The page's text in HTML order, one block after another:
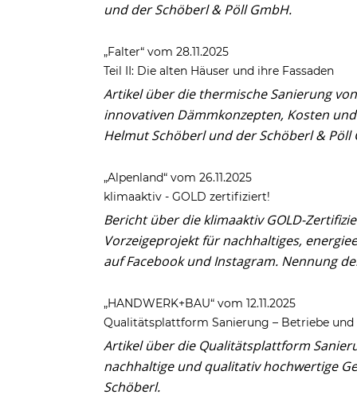
und der Schöberl & Pöll GmbH.
„Falter“ vom 28.11.2025
Teil II: Die alten Häuser und ihre Fassaden
Artikel über die thermische Sanierung
innovativen Dämmkonzepten, Kosten
Helmut Schöberl und der Schöberl & Pöll
„Alpenland“ vom 26.11.2025
klimaaktiv - GOLD zertifiziert!
Bericht über die klimaaktiv GOLD-
Vorzeigeprojekt für nachhaltiges,
auf Facebook und Instagram. Nennung
„HANDWERK+BAU“ vom 12.11.2025
Qualitätsplattform Sanierung – Betriebe
Artikel über die Qualitätsplattform
nachhaltige und qualitativ hochwertige
Schöberl.